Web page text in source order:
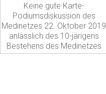
Keine gute Karte-
Podiumsdiskussion des
Medinetzes 22. Oktober 2019
anlässlich des 10-järigens
Bestehens des Medinetzes